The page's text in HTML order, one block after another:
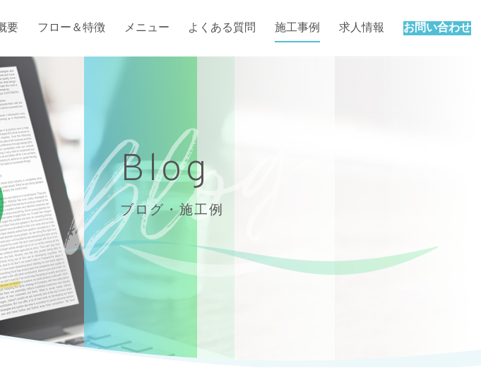
要 フロー＆特徴 メニュー よくある質問 施工事例 求人情報 お問い合わせ
Blog
ブログ・施工例